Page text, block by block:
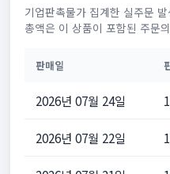
기업판촉물가 집계한 실주문
총액은 이 상품이 포함된 주문
판매일
2026년 07월 24일
2026년 07월 22일